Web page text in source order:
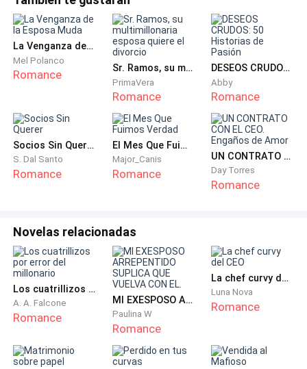
La Venganza de la Esposa Muda
Mel Polanco
Romance Sr. Ramos, su multimillonaria esposa quiere el divorcio
PrimaVera
Romance
DESEOS CRUDOS: 50 Historias de Pasión
Abby
Romance
Socios Sin Querer
S. Dal Santo
Romance
El Mes Que Fuimos Verdad
Major_Canis
Romance
UN CONTRATO CON EL CEO. Engaños de Amor
Day Torres
Romance
Novelas relacionadas
Los cuatrillizos por error del millonario
A. A. Falcone
Romance
MI EXESPOSO ARREPENTIDO SUPLICA QUE VUELVA CON EL.
Paulina W
Romance
La chef curvy del CEO
Luna Nova
Romance